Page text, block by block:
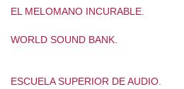
EL MELOMANO INCURABLE.
WORLD SOUND BANK.
ESCUELA SUPERIOR DE AUDIO.